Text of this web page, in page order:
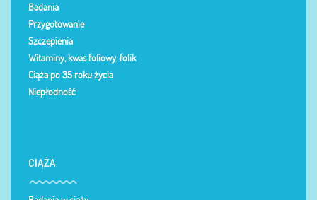
Badania
Przygotowanie
Szczepienia
Witaminy, kwas foliowy, folik
Ciąża po 35 roku życia
Niepłodność
CIĄŻA